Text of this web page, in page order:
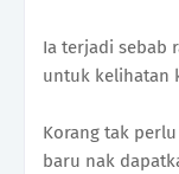
Ia terjadi sebab
untuk kelihatan
Korang tak
baru nak